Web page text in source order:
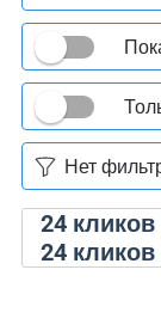
24кликов
24кликов